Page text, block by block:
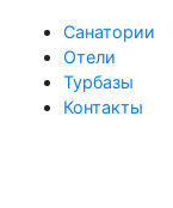
Санатории
Отели
Турбазы
Контакты